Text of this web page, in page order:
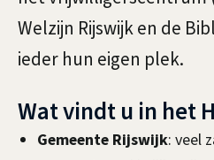
w
mWelzijn Rijswijk en de
ieder hun eigen plek.
Wat vindt u in het
Gemeente Rijswijk: veel